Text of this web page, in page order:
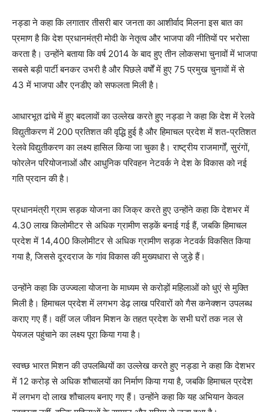
नड्डा ने कहा कि लगातार तीसरी बार जनता का आशीर्वाद मिलना इस बात का
प्रमाण है कि देश प्रधानमंत्री मोदी के नेतृत्व और भाजपा की नीतियों पर भरोसा
करता है। उन्होंने बताया कि वर्ष 2014 के बाद हुए तीन लोकसभा चुनावों में भाजपा
सबसे बड़ी पार्टी बनकर उभरी है और पिछले वर्षों में हुए 75 प्रमुख चुनावों में से
43 में भाजपा और एनडीए को सफलता मिली है।
आधारभूत ढांचे में हुए बदलावों का उल्लेख करते हुए नड्डा ने कहा कि देश में रेलवे
विद्युतीकरण में 200 प्रतिशत की वृद्धि हुई है और हिमाचल प्रदेश में शत-प्रतिशत
रेलवे विद्युतीकरण का लक्ष्य हासिल किया जा चुका है। राष्ट्रीय राजमार्गों, सुरंगों,
फोरलेन परियोजनाओं और आधुनिक परिवहन नेटवर्क ने देश के विकास को नई
गति प्रदान की है।
प्रधानमंत्री ग्राम सड़क योजना का जिक्र करते हुए उन्होंने कहा कि देशभर में
4.30 लाख किलोमीटर से अधिक ग्रामीण सड़कें बनाई गई हैं, जबकि हिमाचल
प्रदेश में 14,400 किलोमीटर से अधिक ग्रामीण सड़क नेटवर्क विकसित किया
गया है, जिससे दूरदराज के गांव विकास की मुख्यधारा से जुड़े हैं।
उन्होंने कहा कि उज्ज्वला योजना के माध्यम से करोड़ों महिलाओं को धुएं से मुक्ति
मिली है। हिमाचल प्रदेश में लगभग डेढ़ लाख परिवारों को गैस कनेक्शन उपलब्ध
कराए गए हैं। वहीं जल जीवन मिशन के तहत प्रदेश के सभी घरों तक नल से
पेयजल पहुंचाने का लक्ष्य पूरा किया गया है।
स्वच्छ भारत मिशन की उपलब्धियों का उल्लेख करते हुए नड्डा ने कहा कि देशभर
में 12 करोड़ से अधिक शौचालयों का निर्माण किया गया है, जबकि हिमाचल प्रदेश
में लगभग दो लाख शौचालय बनाए गए हैं। उन्होंने कहा कि यह अभियान केवल